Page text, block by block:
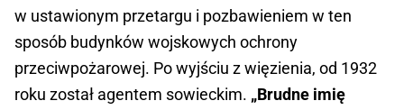
w ustawionym przetargu i pozbawieniem w ten
sposób budynków wojskowych ochrony
przeciwpożarowej. Po wyjściu z więzienia, od 1932
roku został agentem sowieckim. „Brudne imię